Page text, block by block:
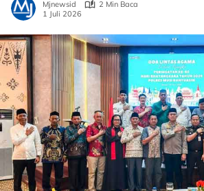
Mjnewsid
2 Min Baca
1 Juli 2026